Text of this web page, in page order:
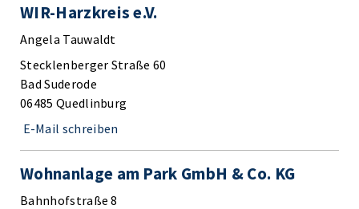
WIR-Harzkreis e.V.
Angela Tauwaldt
Stecklenberger Straße 60
Bad Suderode
06485 Quedlinburg
E-Mail schreiben
Wohnanlage am Park GmbH & Co. KG
Bahnhofstraße 8